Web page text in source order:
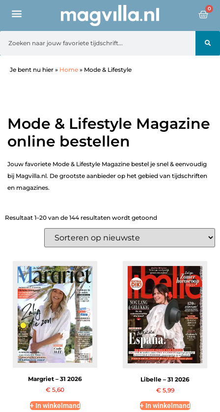
0
Je bent nu hier » Home » Mode & Lifestyle
Mode & Lifestyle Magazine
online bestellen
Jouw favoriete Mode & Lifestyle Magazine bestel je snel & eenvoudig
bij Magvilla.nl. De grootste aanbieder op het gebied van tijdschriften
en magazines.
Resultaat 1–20 van de 144 resultaten wordt getoond
Margriet – 31 2026
€ 5,60
+ In winkelmand
Libelle – 31 2026
€ 5,99
+ In winkelmand